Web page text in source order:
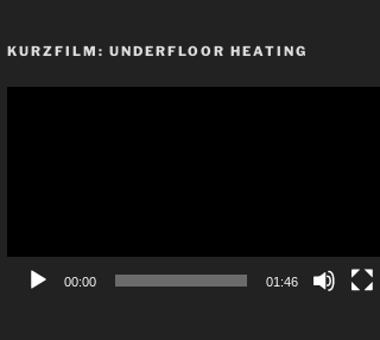
KURZFILM: UNDERFLOOR HEATING
00:00 01:46